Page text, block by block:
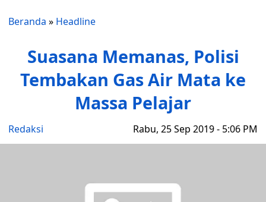
Beranda » Headline
Suasana Memanas, Polisi
Tembakan Gas Air Mata ke
Massa Pelajar
Redaksi Rabu, 25 Sep 2019 - 5:06 PM